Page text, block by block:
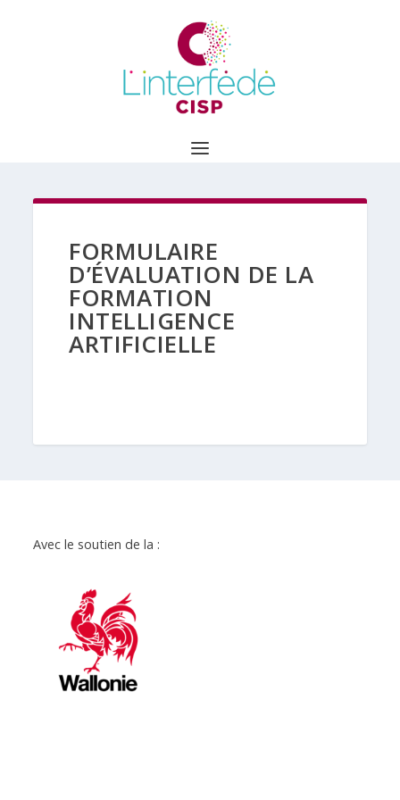
FORMULAIRE
D’ÉVALUATION DE LA
FORMATION
INTELLIGENCE
ARTIFICIELLE
Avec le soutien de la :